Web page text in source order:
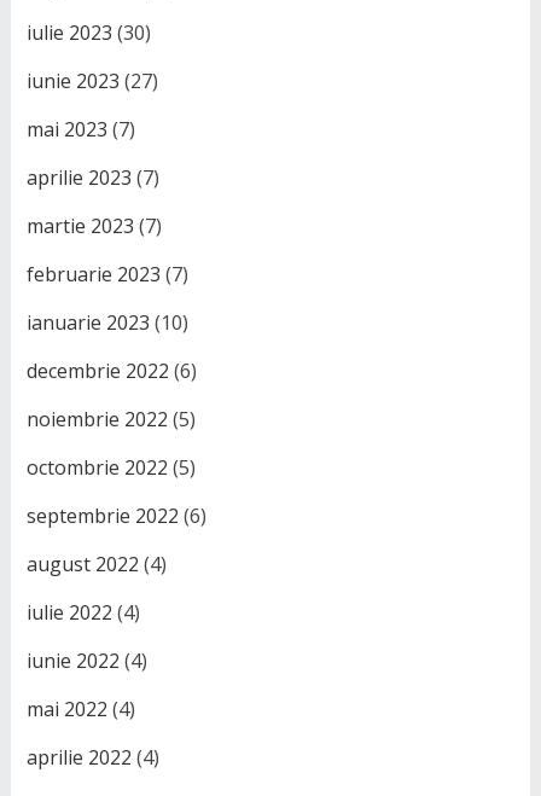
iulie 2023 (30)
iunie 2023 (27)
mai 2023 (7)
aprilie 2023 (7)
martie 2023 (7)
februarie 2023 (7)
ianuarie 2023 (10)
decembrie 2022 (6)
noiembrie 2022 (5)
octombrie 2022 (5)
septembrie 2022 (6)
august 2022 (4)
iulie 2022 (4)
iunie 2022 (4)
mai 2022 (4)
aprilie 2022 (4)